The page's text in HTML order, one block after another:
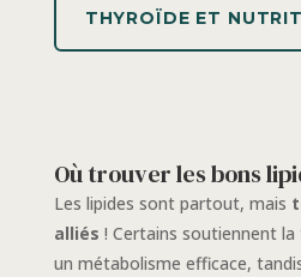
THYROÏDE ET
Où trouver les bons
Les lipides sont partout, mais
alliés ! Certains soutiennent
un métabolisme efficace,